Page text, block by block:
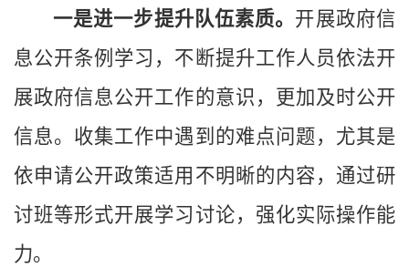
一是进一步提升队伍素质。 开展政府信
息公开条例学习，不断提升工作人员依法开
展政府信息公开工作的意识，更加及时公开
信息。收集工作中遇到的难点问题，尤其是
依申请公开政策适用不明晰的内容，通过研
讨班等形式开展学习讨论，强化实际操作能
力。